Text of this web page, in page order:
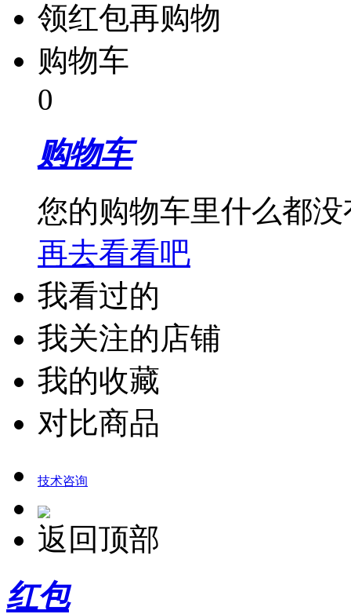
领红包再购物
购物车
0
购物车
您的购物车里什么都没
再去看看吧
我看过的
我关注的店铺
我的收藏
对比商品
技术咨询
返回顶部
红包